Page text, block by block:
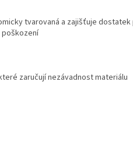
tvarovaná a zajišťuje
zaručují nezávadnost materiálu